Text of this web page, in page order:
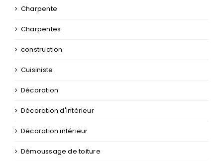
Charpente
Charpentes
construction
Cuisiniste
Décoration
Décoration d'intérieur
Décoration intérieur
Démoussage de toiture